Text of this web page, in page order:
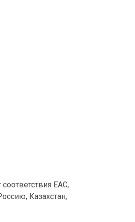
ЕАС,
Казахстан,